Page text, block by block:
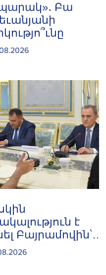
Բա
է
Բայրամովին՝
էներգետիկ